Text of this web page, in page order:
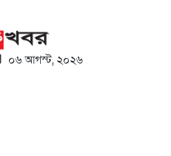
০৬ আগস্ট, ২০২৬